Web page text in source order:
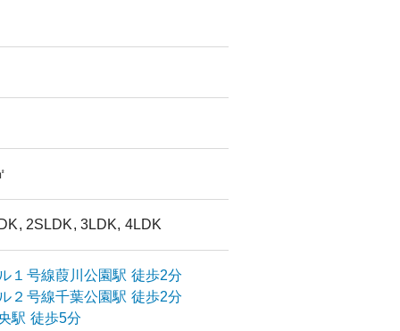
2SLDK, 3LDK, 4LDK
１号線葭川公園駅 徒歩2分
２号線千葉公園駅 徒歩2分
駅 徒歩5分